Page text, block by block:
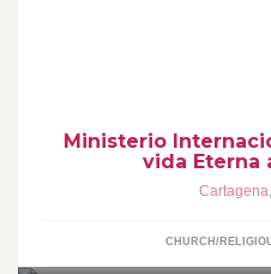
Ministerio
vida Eterna
Cartagena,
CHURCH/